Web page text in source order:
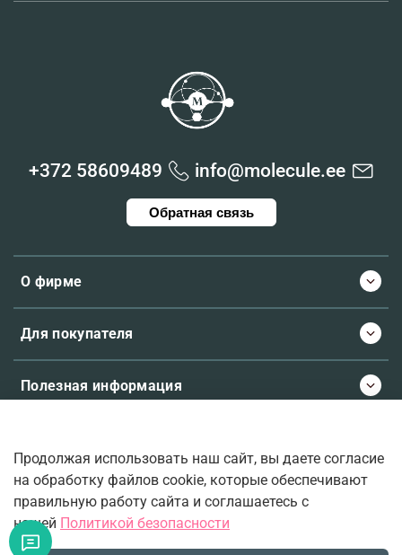
О фирме
Для покупателя
Полезная информация
+372 58609489 info@molecule.ee
Обратная связь
© 2026 Molecule.ee. Все права защищены
Ваш верный проводник во вселенную ароматов.
Продолжая использовать наш сайт, вы даете согласие
на обработку файлов cookie, которые обеспечивают
правильную работу сайта и соглашаетесь с
нашей Политикой безопасности